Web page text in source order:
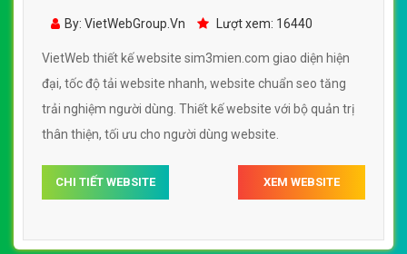
Sim3Mien.Com đẹp SEO nhanh hiệu quả
By: VietWebGroup.Vn Lượt xem: 16440
VietWeb thiết kế website sim3mien.com giao diện hiện
đại, tốc độ tải website nhanh, website chuẩn seo tăng
trải nghiệm người dùng. Thiết kế website với bộ quản trị
thân thiện, tối ưu cho người dùng website.
CHI TIẾT WEBSITE XEM WEBSITE